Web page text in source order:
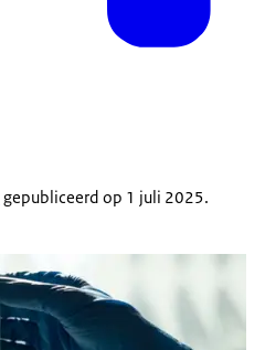
gepubliceerd op 1 juli 2025.